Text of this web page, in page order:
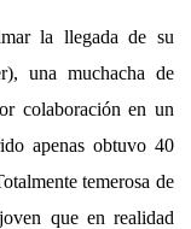
la llegada de su
una muchacha de
colaboración en un
apenas obtuvo 40
temerosa de
que en realidad